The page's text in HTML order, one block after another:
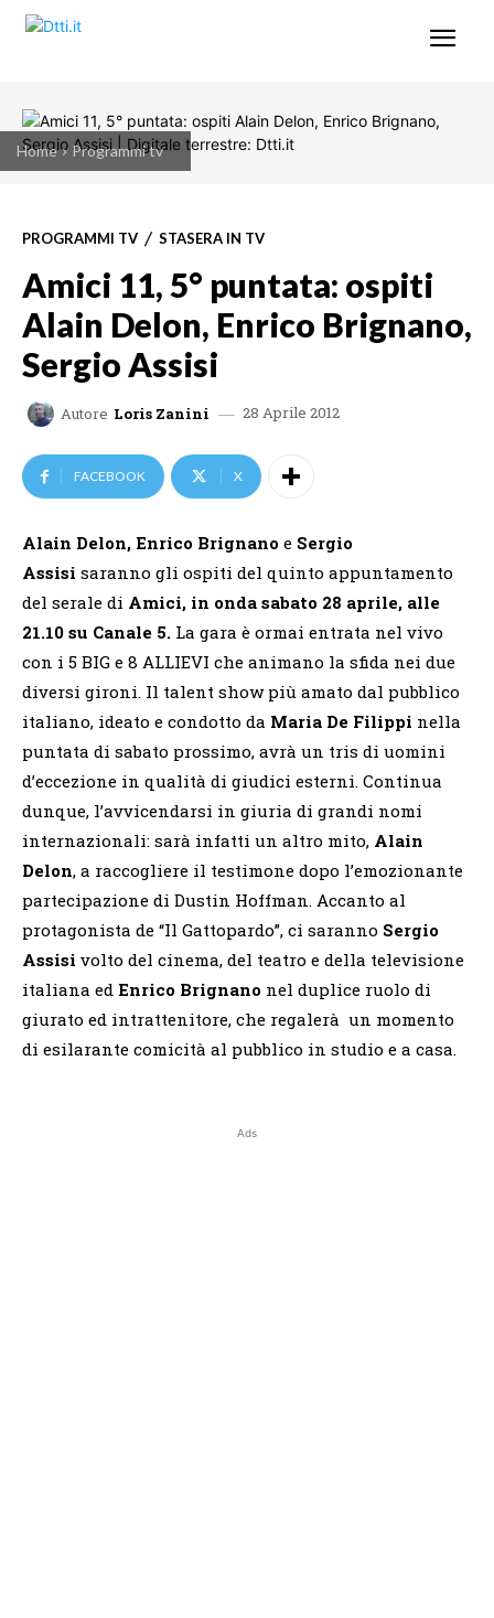
Home Programmi tv
PROGRAMMI TV STASERA IN TV
Amici 11, 5° puntata: ospiti
Alain Delon, Enrico Brignano,
Sergio Assisi
Autore Loris Zanini 28 Aprile 2012
FACEBOOK X
Alain Delon, Enrico Brignano e Sergio
Assisi saranno gli ospiti del quinto appuntamento
del serale di Amici, in onda sabato 28 aprile, alle
21.10 su Canale 5. La gara è ormai entrata nel vivo
con i 5 BIG e 8 ALLIEVI che animano la sfida nei due
diversi gironi. Il talent show più amato dal pubblico
italiano, ideato e condotto da Maria De Filippi nella
puntata di sabato prossimo, avrà un tris di uomini
d’eccezione in qualità di giudici esterni. Continua
dunque, l’avvicendarsi in giuria di grandi nomi
internazionali: sarà infatti un altro mito, Alain
Delon, a raccogliere il testimone dopo l’emozionante
partecipazione di Dustin Hoffman. Accanto al
protagonista de “Il Gattopardo”, ci saranno Sergio
Assisi volto del cinema, del teatro e della televisione
italiana ed Enrico Brignano nel duplice ruolo di
giurato ed intrattenitore, che regalerà un momento
di esilarante comicità al pubblico in studio e a casa.
Ads